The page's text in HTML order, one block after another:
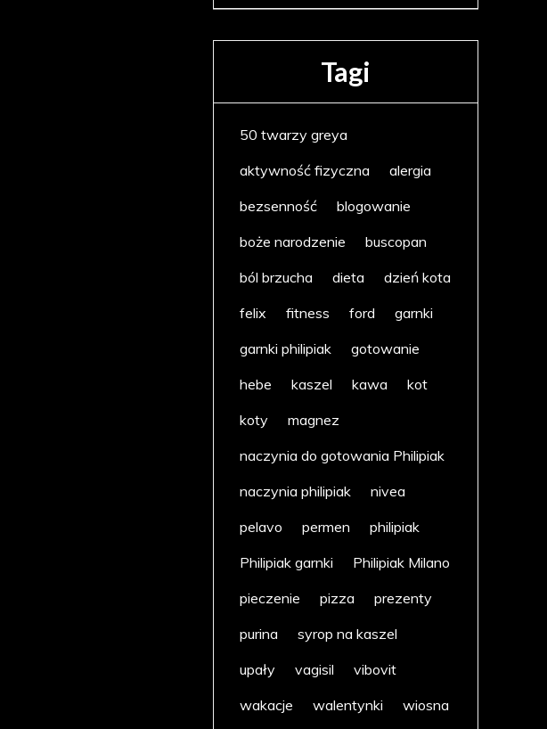
Tagi
50 twarzy greya
aktywność fizyczna
alergia
bezsenność
blogowanie
boże narodzenie
buscopan
ból brzucha
dieta
dzień kota
felix
fitness ford
garnki
garnki philipiak
gotowanie
hebe
kaszel kawa
kot
koty
magnez
naczynia do gotowania Philipiak
naczynia philipiak
nivea
pelavo
permen
philipiak
Philipiak garnki
Philipiak Milano
pieczenie
pizza
prezenty
purina
syrop na kaszel
upały
vagisil
vibovit
wakacje
walentynki wiosna